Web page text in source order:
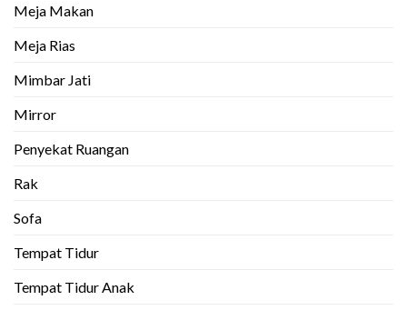
Meja Makan
Meja Rias
Mimbar Jati
Mirror
Penyekat Ruangan
Rak
Sofa
Tempat Tidur
Tempat Tidur Anak